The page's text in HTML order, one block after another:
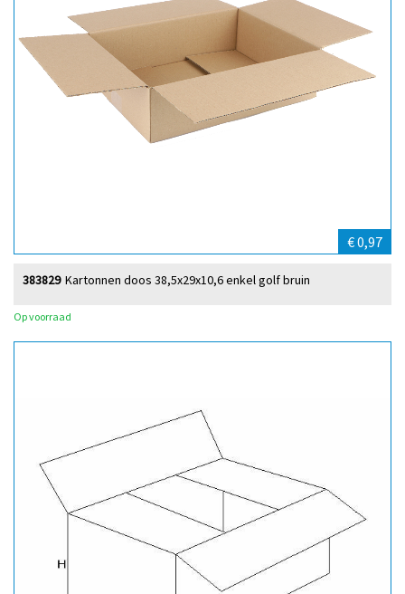
€ 0,97
Kartonnen doos 38,5x29x10,6 enkel golf bruin
383829
Op voorraad